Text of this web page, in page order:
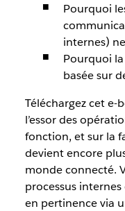
Pourquoi
internes)
Pourquoi
basée sur
Téléchargez cet e-
l’essor des
fonction, et sur la
devient encore
monde connecté.
processus
en pertinence via